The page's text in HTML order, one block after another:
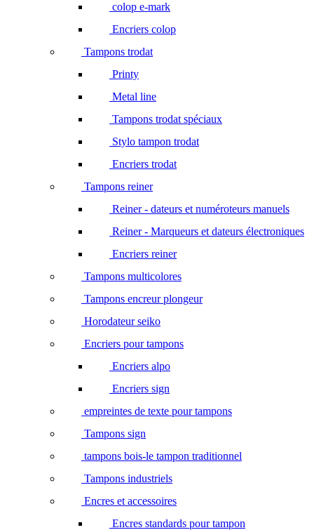
colop e-mark
Encriers colop
Tampons trodat
Printy
Metal line
Tampons trodat spéciaux
Stylo tampon trodat
Encriers trodat
Tampons reiner
Reiner - dateurs et numéroteurs manuels
Reiner - Marqueurs et dateurs électroniques
Encriers reiner
Tampons multicolores
Tampons encreur plongeur
Horodateur seiko
Encriers pour tampons
Encriers alpo
Encriers sign
empreintes de texte pour tampons
Tampons sign
tampons bois-le tampon traditionnel
Tampons industriels
Encres et accessoires
Encres standards pour tampon